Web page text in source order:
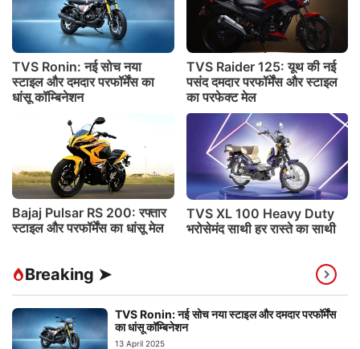
TVS Ronin: नई सोच नया
स्टाइल और दमदार परफॉर्मेंस का
धांसू कॉम्बिनेशन
TVS Raider 125: यूथ की नई
पसंद दमदार परफॉर्मेंस और स्टाइल
का परफेक्ट मेल
Bajaj Pulsar RS 200: रफ्तार
स्टाइल और परफॉर्मेंस का धांसू मेल
TVS XL 100 Heavy Duty
भरोसेमंद साथी हर रास्ते का साथी
Breaking ➤
TVS Ronin: नई सोच नया स्टाइल और दमदार परफॉर्मेंस
का धांसू कॉम्बिनेशन
13 April 2025